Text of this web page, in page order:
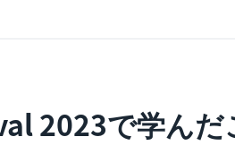
2023で学んだ